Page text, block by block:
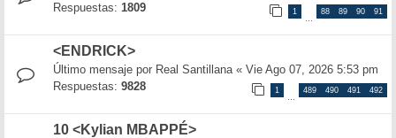
Respuestas: 1809 1
…
88 89 90 91
<ENDRICK>
Último mensaje por Real Santillana« Vie Ago 07, 2026 5:53 pm
Respuestas: 9828 1
…
489 490 491 492
10 <Kylian MBAPPÉ>